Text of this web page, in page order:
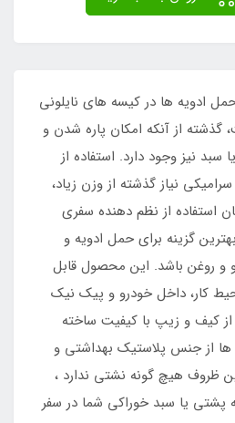
ادویه ها در کیسه های نایلونی
گذشته از آنکه امکان پاره شدن و
نیز وجود دارد. استفاده از
نیاز گذشته از وزن زیاد،
استفاده از نظم دهنده سفری
گزینه برای حمل ادویه و
و روغن باشد. این محصول قابل
کار، داخل خودرو و پیک نیک
کیف و زیپ با کیفیت ساخته
از جنس پلاستیک بهداشتی و
ظروف هیچ گونه نشتی ندارد ،
پشتی یا سبد خوراکی شما در سفر